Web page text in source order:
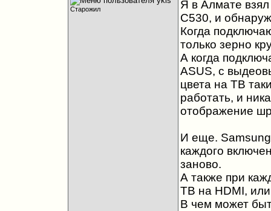
Старожил
Я в Алмате
C530, и
Когда
только зерно
А когда
ASUS, с
цвета на ТВ
работать, и
отображение
И еще.
каждого
заново.
А также при
ТВ на HDMI,
В чем может